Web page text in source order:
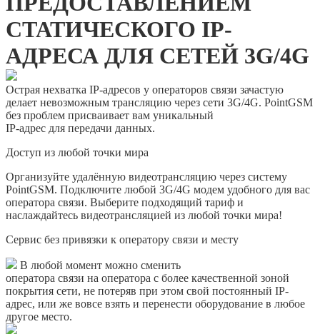
СТАТИЧЕСКОГО IP-
АДРЕСА ДЛЯ СЕТЕЙ 3G/4G
Острая нехватка IP-адресов у операторов связи зачастую
делает невозможным трансляцию через сети 3G/4G. PointGSM
без проблем присваивает вам уникальный
IP-адрес для передачи данных.
Доступ из любой точки мира
Организуйте удалённую видеотрансляцию через систему
PointGSM. Подключите любой 3G/4G модем удобного для вас
оператора связи. Выберите подходящий тариф и
наслаждайтесь видеотрансляцией из любой точки мира!
Сервис без привязки к оператору связи и месту
В любой момент можно сменить
оператора связи на оператора с более качественной зоной
покрытия сети, не потеряв при этом свой постоянный IP-
адрес, или же вовсе взять и перенести оборудование в любое
другое место.